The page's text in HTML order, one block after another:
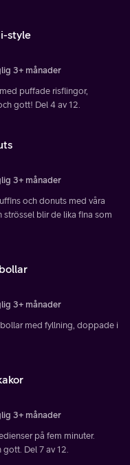
style
3+ månader
puffade risflingor,
gott! Del 4 av 12.
3+ månader
och donuts med våra
strössel blir de lika fina som
3+ månader
med fyllning, doppade i
3+ månader
på fem minuter.
Del 7 av 12.